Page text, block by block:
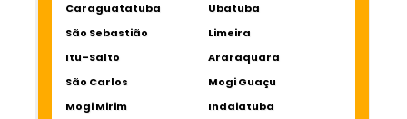
Caraguatatuba
Ubatuba
São Sebastião
Limeira
Itu–Salto
Araraquara
São Carlos
Mogi Guaçu
Mogi Mirim
Indaiatuba